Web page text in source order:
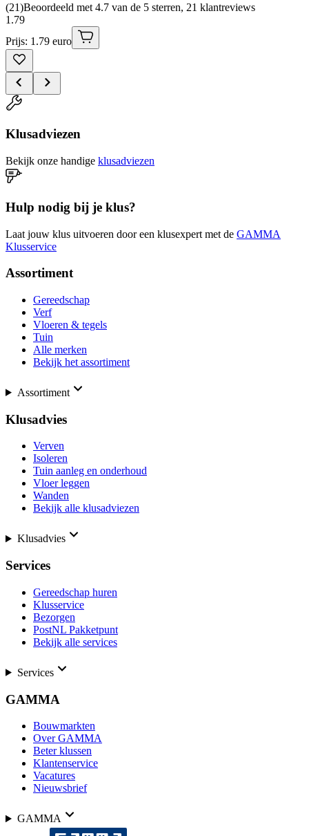
(21)Beoordeeld met 4.7 van de 5 sterren, 21 klantreviews
1 .79
Prijs: 1.79 euro
Klusadviezen
Bekijk onze handige klusadviezen
Hulp nodig bij je klus?
Laat jouw klus uitvoeren door een klusexpert met de GAMMA
Klusservice
Assortiment
Gereedschap
Verf
Vloeren & tegels
Tuin
Alle merken
Bekijk het assortiment
Assortiment
Klusadvies
Verven
Isoleren
Tuin aanleg en onderhoud
Vloer leggen
Wanden
Bekijk alle klusadviezen
Klusadvies
Services
Gereedschap huren
Klusservice
Bezorgen
PostNL Pakketpunt
Bekijk alle services
Services
GAMMA
Bouwmarkten
Over GAMMA
Beter klussen
Klantenservice
Vacatures
Nieuwsbrief
GAMMA